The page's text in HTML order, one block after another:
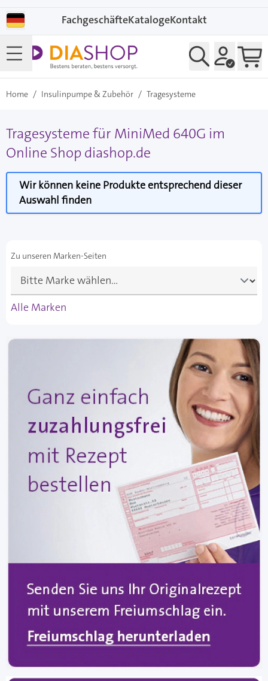
FachgeschäfteKatalogeKontakt
Home / Insulinpumpe & Zubehör / Tragesysteme
Tragesysteme für MiniMed 640G im
Online Shop diashop.de
Wir können keine Produkte entsprechend dieser
Auswahl finden
Zu unseren Marken-Seiten
Alle Marken